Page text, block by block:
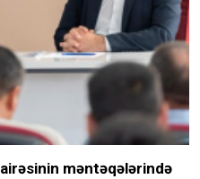
məntəqələrində